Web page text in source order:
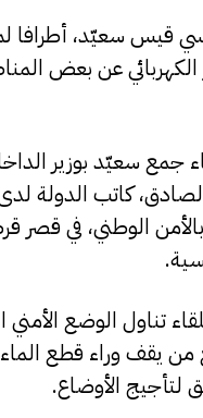
قيس سعيّد، أطرافا
الكهربائي عن بعض
جمع سعيّد بوزير
كاتب الدولة
الوطني، في قصر
تناول الوضع الأمني
من يقف وراء قطع الماء
لتأجيج الأوضاع.